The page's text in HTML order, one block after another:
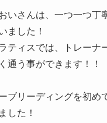
いさんは、一つ一つ丁
ました！
ティスでは、トレーナ
通う事ができます！！
ブリーディングを初め
した！